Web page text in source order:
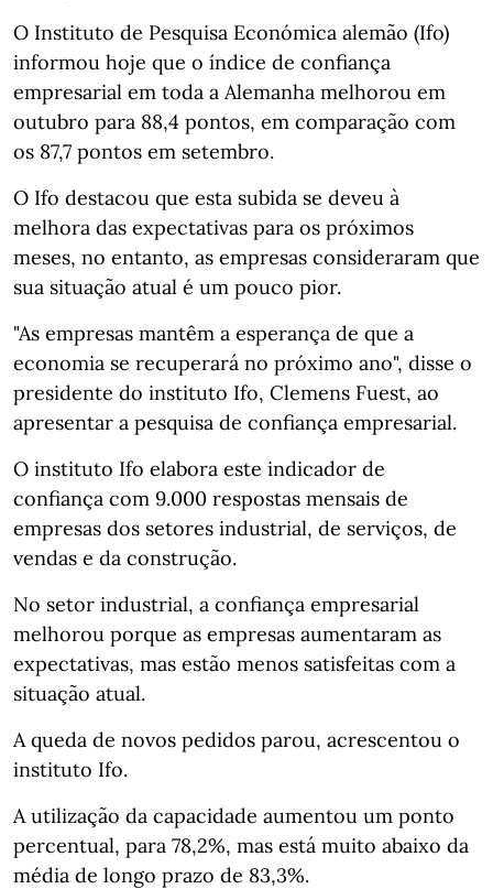
O Instituto de Pesquisa Económica alemão (Ifo)
informou hoje que o índice de confiança
empresarial em toda a Alemanha melhorou em
outubro para 88,4 pontos, em comparação com
os 87,7 pontos em setembro.
O Ifo destacou que esta subida se deveu à
melhora das expectativas para os próximos
meses, no entanto, as empresas consideraram que
sua situação atual é um pouco pior.
"As empresas mantêm a esperança de que a
economia se recuperará no próximo ano", disse o
presidente do instituto Ifo, Clemens Fuest, ao
apresentar a pesquisa de confiança empresarial.
O instituto Ifo elabora este indicador de
confiança com 9.000 respostas mensais de
empresas dos setores industrial, de serviços, de
vendas e da construção.
No setor industrial, a confiança empresarial
melhorou porque as empresas aumentaram as
expectativas, mas estão menos satisfeitas com a
situação atual.
A queda de novos pedidos parou, acrescentou o
instituto Ifo.
A utilização da capacidade aumentou um ponto
percentual, para 78,2%, mas está muito abaixo da
média de longo prazo de 83,3%.